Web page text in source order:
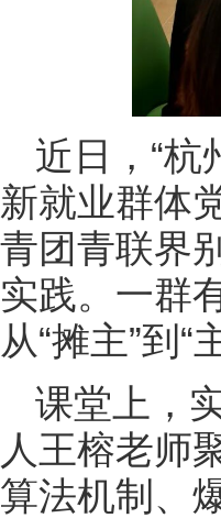
近日，“杭
新就业群体
青团青联界
实践。一群
从“摊主”到
课堂上，
人王榕老师
算法机制、